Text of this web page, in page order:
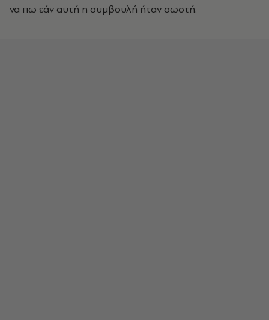
να πω εάν αυτή η συμβουλή ήταν σωστή.